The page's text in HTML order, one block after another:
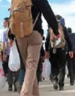
ایران از کنار مردم
خیابان‌ها تا غروب اشک